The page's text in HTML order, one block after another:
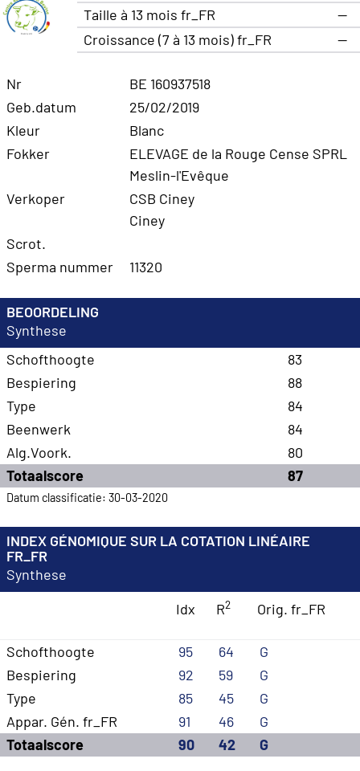
Taille à 13 mois fr_FR
—
Croissance (7 à 13 mois) fr_FR
—
Nr
BE 160937518
Geb.datum
25/02/2019
Kleur
Blanc
Fokker
ELEVAGE de la Rouge Cense SPRL
Meslin-l'Evêque
Verkoper
CSB Ciney
Ciney
Scrot.
Sperma nummer
11320
BEOORDELING
Synthese
Schofthoogte
83
Bespiering
88
Type
84
Beenwerk
84
Alg.Voork.
80
Totaalscore
87
Datum classificatie: 30-03-2020
INDEX GÉNOMIQUE SUR LA COTATION LINÉAIRE
FR_FR
Synthese
Idx
R2 Orig. fr_FR
Schofthoogte 95 64
G
Bespiering
92 59
G
Type
85 45
G
Appar. Gén. fr_FR
91 46
G
Totaalscore
90 42 G